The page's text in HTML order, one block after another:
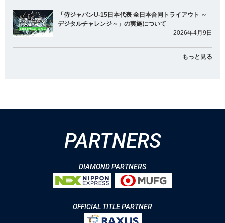
「侍ジャパンU-15日本代表 全日本合同トライアウト ～
デジタルチャレンジ～」の実施について
2026年4月9日
もっと見る
PARTNERS
DIAMOND PARTNERS
OFFICIAL TITLE PARTNER